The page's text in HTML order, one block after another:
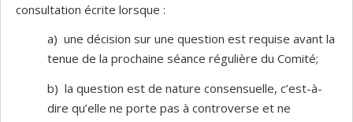
consultation écrite lorsque :
a) une décision sur une question est requise avant la
tenue de la prochaine séance régulière du Comité;
b) la question est de nature consensuelle, c’est-à-
dire qu’elle ne porte pas à controverse et ne